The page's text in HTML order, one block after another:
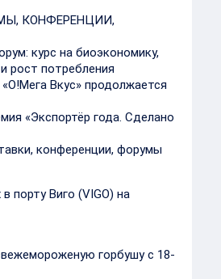
КОНФЕРЕНЦИИ,
курс на биоэкономику,
рост потребления
Вкус» продолжается
«Экспортёр года. Сделано
конференции, форумы
порту Виго (VIGO) на
горбушу с 18-